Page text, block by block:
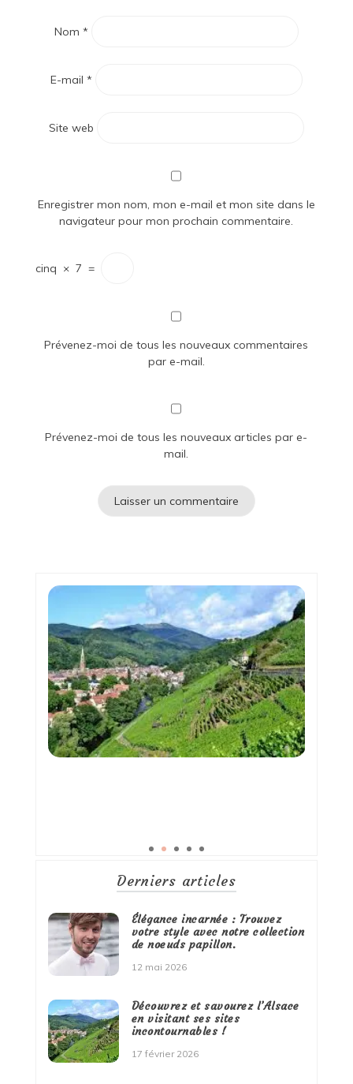
Nom *
E-mail *
Site web
Enregistrer mon nom, mon e-mail et mon site dans le
navigateur pour mon prochain commentaire.
cinq × 7 =
Prévenez-moi de tous les nouveaux commentaires
par e-mail.
Prévenez-moi de tous les nouveaux articles par e-
mail.
Derniers articles
Élégance incarnée : Trouvez
votre style avec notre collection
de noeuds papillon.
12 mai 2026
Découvrez et savourez l’Alsace
en visitant ses sites
incontournables !
17 février 2026